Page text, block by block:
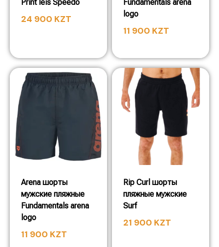
Print leis Speedo
24 900 KZT
Fundamentals arena
logo
11 900 KZT
Arena шорты
мужские пляжные
Fundamentals arena
logo
11 900 KZT
Rip Curl шорты
пляжные мужские
Surf
21 900 KZT